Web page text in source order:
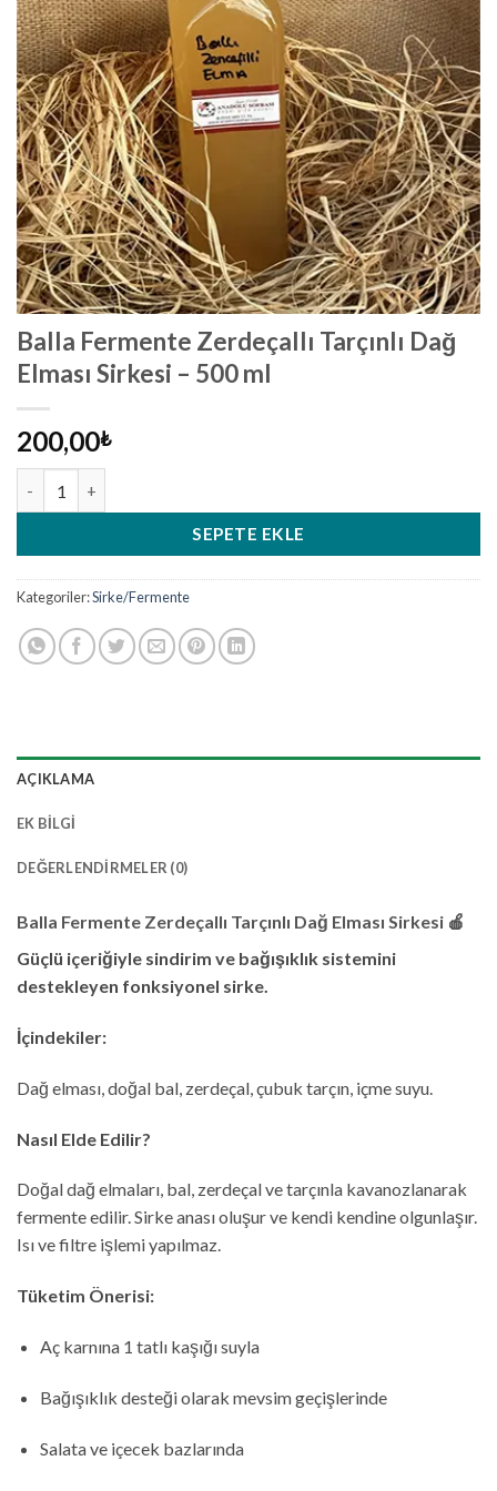
Balla Fermente Zerdeçallı Tarçınlı Dağ
Elması Sirkesi – 500 ml
200,00₺
SEPETE EKLE
Kategoriler:Sirke/Fermente
AÇIKLAMA
EK BILGI
DEĞERLENDIRMELER (0)
Balla Fermente Zerdeçallı Tarçınlı Dağ Elması Sirkesi 🍎
Güçlü içeriğiyle sindirim ve bağışıklık sistemini
destekleyen fonksiyonel sirke.
İçindekiler:
Dağ elması, doğal bal, zerdeçal, çubuk tarçın, içme suyu.
Nasıl Elde Edilir?
Doğal dağ elmaları, bal, zerdeçal ve tarçınla kavanozlanarak
fermente edilir. Sirke anası oluşur ve kendi kendine olgunlaşır.
Isı ve filtre işlemi yapılmaz.
Tüketim Önerisi:
Aç karnına 1 tatlı kaşığı suyla
Bağışıklık desteği olarak mevsim geçişlerinde
Salata ve içecek bazlarında